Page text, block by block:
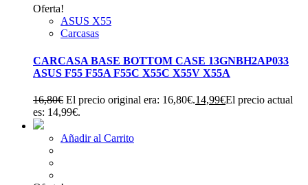
Oferta!
ASUS X55
Carcasas
CARCASA BASE BOTTOM CASE 13GNBH2AP033
ASUS F55 F55A F55C X55C X55V X55A
16,80€ El precio original era: 16,80€.14,99€El precio actual
es: 14,99€.
Añadir al Carrito